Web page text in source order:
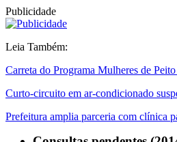
Publicidade
Leia Também:
Carreta do Programa Mulheres de
Curto-circuito em ar-condicionado
Prefeitura amplia parceria com clínica